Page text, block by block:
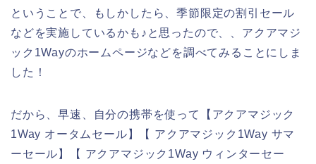
ということで、もしかしたら、季節限定の割引セール
などを実施しているかも♪と思ったので、、アクアマジ
ック1Wayのホームページなどを調べてみることにしま
した！
だから、早速、自分の携帯を使って【アクアマジック
1Way オータムセール】【 アクアマジック1Way サマ
ーセール】【 アクアマジック1Way ウィンターセー